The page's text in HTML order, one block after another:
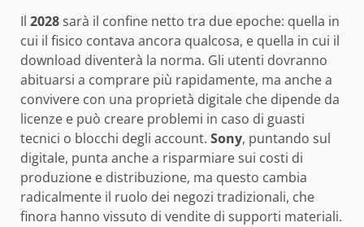
Il 2028sarà il confine netto tra due epoche: quella in
cui il fisico contava ancora qualcosa, e quella in cui il
download diventerà la norma. Gli utenti dovranno
abituarsi a comprare più rapidamente, ma anche a
convivere con una proprietà digitale che dipende da
licenze e può creare problemi in caso di guasti
tecnici o blocchi degli account. Sony, puntando sul
digitale, punta anche a risparmiare sui costi di
produzione e distribuzione, ma questo cambia
radicalmente il ruolo dei negozi tradizionali, che
finora hanno vissuto di vendite di supporti materiali.